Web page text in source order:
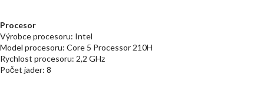
Procesor
Výrobce procesoru: Intel
Model procesoru: Core 5 Processor 210H
Rychlost procesoru: 2,2 GHz
Počet jader: 8